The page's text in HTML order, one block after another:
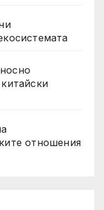
отношения